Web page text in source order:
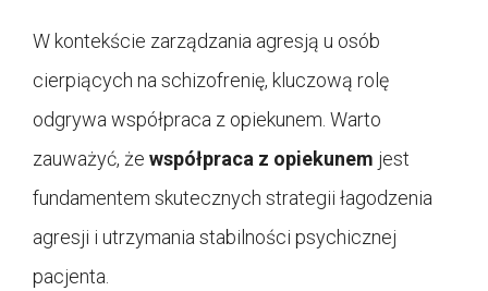
W kontekście zarządzania agresją u osób
cierpiących na schizofrenię, kluczową rolę
odgrywa współpraca z opiekunem. Warto
zauważyć, że współpraca z opiekunem jest
fundamentem skutecznych strategii łagodzenia
agresji i utrzymania stabilności psychicznej
pacjenta.